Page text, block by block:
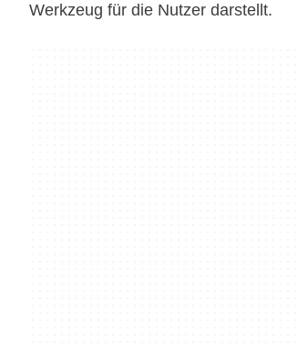
Werkzeug für die Nutzer darstellt.